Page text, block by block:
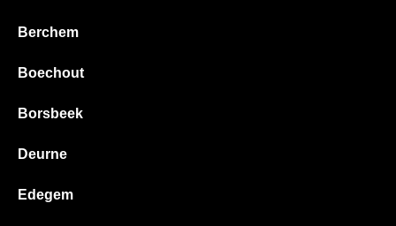
Berchem
Boechout
Borsbeek
Deurne
Edegem